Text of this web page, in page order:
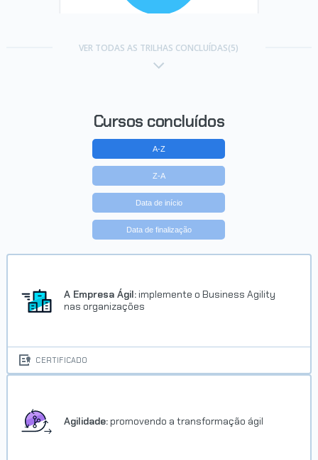
ONE
Trilha Começando em Linux
Concluído em 02/11/2025
VER CERTIFICADO
VER TODAS AS TRILHAS CONCLUÍDAS(5)
Cursos concluídos
A-Z
Z-A
Data de início
Data de finalização
A Empresa Ágil: implemente o Business Agility
nas organizações
CERTIFICADO
Agilidade: promovendo a transformação ágil